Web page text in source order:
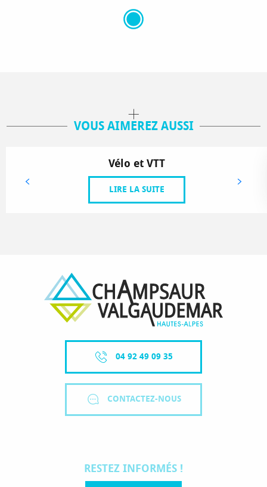
VOUS AIMEREZ AUSSI
Vélo et VTT
LIRE LA SUITE
04 92 49 09 35
CONTACTEZ-NOUS
RESTEZ INFORMÉS !